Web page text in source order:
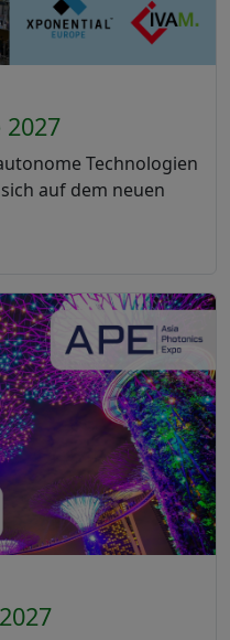
2027
Technologien
auf dem neuen